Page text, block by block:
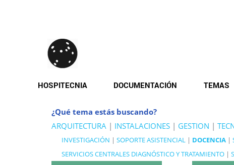
HOSPITECNIA DOCUMENTACIÓN TEMAS
¿Qué tema estás buscando?
ARQUITECTURA | INSTALACIONES | GESTION |
INVESTIGACIÓN | SOPORTE ASISTENCIAL | DOCENCIA |
SERVICIOS CENTRALES DIAGNÓSTICO Y TRATAMIENTO |